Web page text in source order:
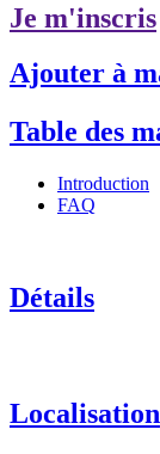
Je m'inscris
Ajouter à
Table des
Introduction
FAQ
Détails
Localisation